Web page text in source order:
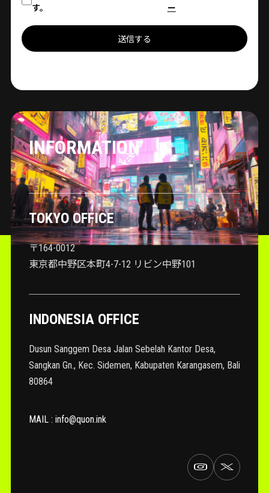
す。
ー
送信する
INFORMATION
TOKYO OFFICE
〒164-0012
東京都中野区本町4-7-12 リビン中野101
INDONESIA OFFICE
Dusun Sanggem Desa Jalan Sebelah Kantor Desa,
Sangkan Gn., Kec. Sidemen, Kabupaten Karangasem, Bali
80864
MAIL : info@quon.ink